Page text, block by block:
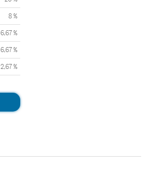
8 %
6,67 %
6,67 %
2,67 %